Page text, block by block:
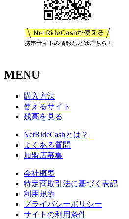
MENU
購入方法
使えるサイト
残高を見る
NetRideCashとは？
よくある質問
加盟店募集
会社概要
特定商取引法に基づく表記
利用規約
プライバシーポリシー
サイトの利用条件